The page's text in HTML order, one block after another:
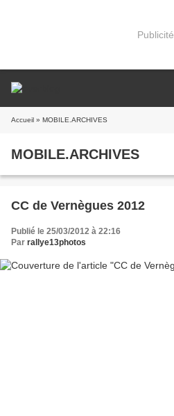
Publicité
Accueil » MOBILE.ARCHIVES
MOBILE.ARCHIVES
CC de Vernègues 2012
Publié le 25/03/2012 à 22:16
Par rallye13photos